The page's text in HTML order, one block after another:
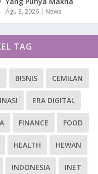
Agu 3, 2026 | News
TAG
BISNIS CEMILAN
ERA DIGITAL
FINANCE FOOD
HEALTH HEWAN
INDONESIA INET